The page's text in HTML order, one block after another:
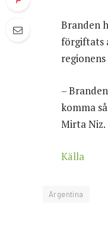
Branden
förgiftats
–
komma
Mirta Niz.
Källa
Argentina